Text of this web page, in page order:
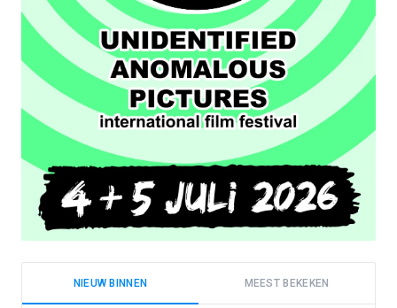
NIEUW BINNEN MEEST BEKEKEN